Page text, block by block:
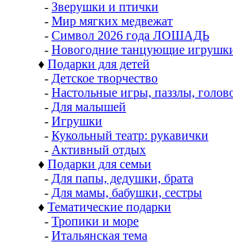
- Зверушки и птички
- Мир мягких медвежат
- Символ 2026 года ЛОШАДЬ
- Новогодние танцующие
♦ Подарки для детей
- Детское творчество
- Настольные игры, паззлы,
- Для малышей
- Игрушки
- Кукольный театр: рукавички
- Активный отдых
♦ Подарки для семьи
- Для папы, дедушки, брата
- Для мамы, бабушки, сестры
♦ Тематические подарки
- Тропики и море
- Итальянская тема